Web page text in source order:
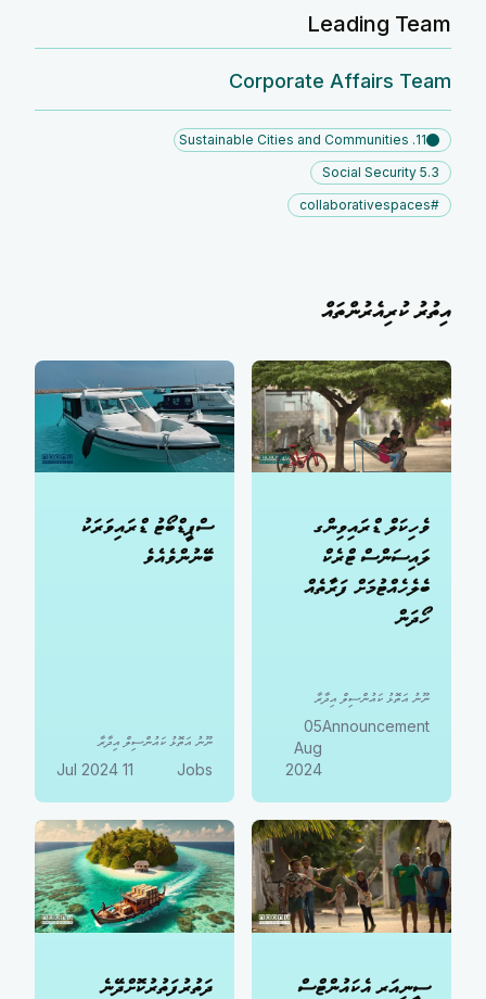
Leading Team
Corporate Affairs Team
11. Sustainable Cities and Communities
5.3 Social Security
#collaborativespaces
އިތުރު ކުރިއެރުންތައް
ވެހިކަލް ޑްރައިވިންގ
ލައިސަންސް ޓްރެކް
ބެލެހެއްޓުމަށް ފަރާތެއް
ހޯދަން
ނޫނު އަތޮޅު ކައުންސިލް އިދާރާ
Announcement
05
Aug
2024
ސްޕީޑްބޯޓު ޑްރައިވަރަކު
ބޭނުންވެއެވެ
ނޫނު އަތޮޅު ކައުންސިލް އިދާރާ
Jobs
11 Jul 2024
ސީނިއަރ އެކައުންޓްސް
ދަތުރުފަތުރުކޮށްދޭނެ